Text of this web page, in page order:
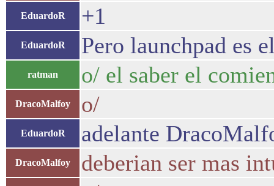
EduardoR +1
EduardoR Pero launchpad es
ratman o/ el saber el
DracoMalfoy o/
EduardoR adelante
DracoMalfoy
deberian ser mas